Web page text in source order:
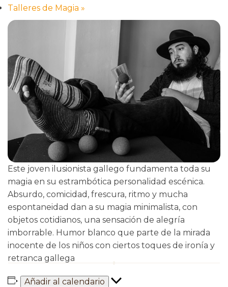
Talleres de Magia »
Este joven ilusionista gallego fundamenta toda su
magia en su estrambótica personalidad escénica.
Absurdo, comicidad, frescura, ritmo y mucha
espontaneidad dan a su magia minimalista, con
objetos cotidianos, una sensación de alegría
imborrable. Humor blanco que parte de la mirada
inocente de los niños con ciertos toques de ironía y
retranca gallega
Añadir al calendario